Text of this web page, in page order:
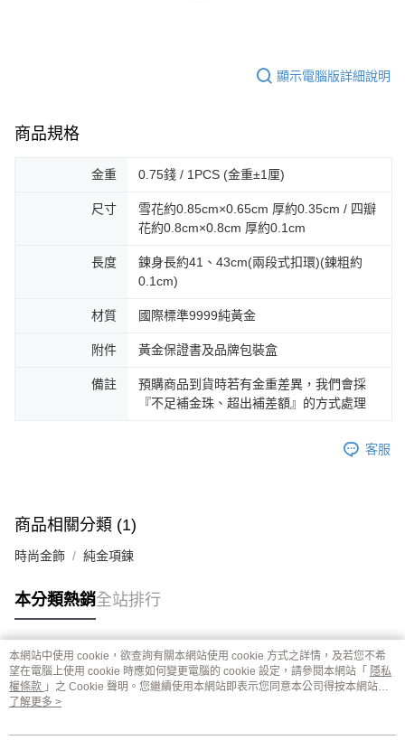
顯示電腦版詳細說明
商品規格
金重 0.75錢 / 1PCS (金重±1厘)
尺寸
雪花約0.85cm×0.65cm 厚約0.35cm / 四瓣
花約0.8cm×0.8cm 厚約0.1cm
長度
鍊身長約41、43cm(兩段式扣環)(鍊粗約
0.1cm)
材質 國際標準9999純黃金
附件 黃金保證書及品牌包裝盒
備註
預購商品到貨時若有金重差異，我們會採
『不足補金珠、超出補差額』的方式處理
客服
商品相關分類 (1)
時尚金飾 純金項鍊
本分類熱銷全站排行
熱門標籤
本網站中使用 cookie，欲查詢有關本網站使用 cookie 方式之詳情，及若您不希
望在電腦上使用 cookie 時應如何變更電腦的 cookie 設定，請參閱本網站「 隱私
權條款 」之 Cookie 聲明。您繼續使用本網站即表示您同意本公司得按本網站使
用條款之 Cookie 聲明使用 cookie。
了解更多 >